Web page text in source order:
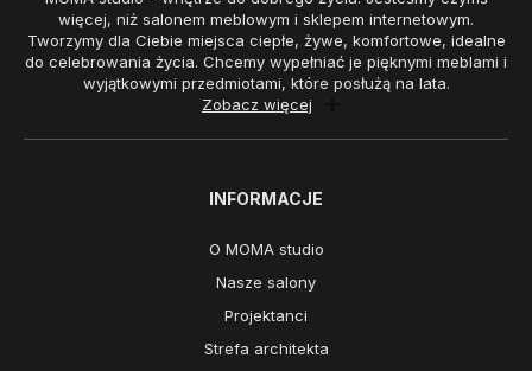
więcej, niż salonem meblowym i sklepem internetowym.
Tworzymy dla Ciebie miejsca ciepłe, żywe, komfortowe, idealne
do celebrowania życia. Chcemy wypełniać je pięknymi meblami i
wyjątkowymi przedmiotami, które posłużą na lata.
Zobacz więcej
INFORMACJE
O MOMA studio
Nasze salony
Projektanci
Strefa architekta